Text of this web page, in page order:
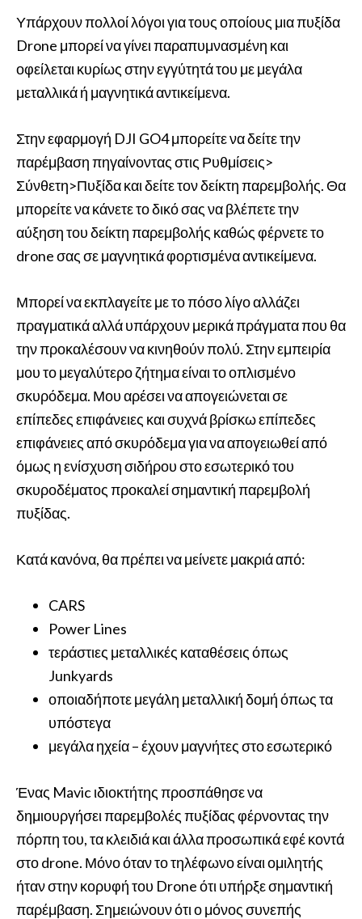
Υπάρχουν πολλοί λόγοι για τους οποίους μια πυξίδα
Drone μπορεί να γίνει παραπυμνασμένη και
οφείλεται κυρίως στην εγγύτητά του με μεγάλα
μεταλλικά ή μαγνητικά αντικείμενα.
Στην εφαρμογή DJI GO4 μπορείτε να δείτε την
παρέμβαση πηγαίνοντας στις Ρυθμίσεις>
Σύνθετη>Πυξίδα και δείτε τον δείκτη παρεμβολής. Θα
μπορείτε να κάνετε το δικό σας να βλέπετε την
αύξηση του δείκτη παρεμβολής καθώς φέρνετε το
drone σας σε μαγνητικά φορτισμένα αντικείμενα.
Μπορεί να εκπλαγείτε με το πόσο λίγο αλλάζει
πραγματικά αλλά υπάρχουν μερικά πράγματα που θα
την προκαλέσουν να κινηθούν πολύ. Στην εμπειρία
μου το μεγαλύτερο ζήτημα είναι το οπλισμένο
σκυρόδεμα. Μου αρέσει να απογειώνεται σε
επίπεδες επιφάνειες και συχνά βρίσκω επίπεδες
επιφάνειες από σκυρόδεμα για να απογειωθεί από
όμως η ενίσχυση σιδήρου στο εσωτερικό του
σκυροδέματος προκαλεί σημαντική παρεμβολή
πυξίδας.
Κατά κανόνα, θα πρέπει να μείνετε μακριά από:
CARS
Power Lines
τεράστιες μεταλλικές καταθέσεις όπως
Junkyards
οποιαδήποτε μεγάλη μεταλλική δομή όπως τα
υπόστεγα
μεγάλα ηχεία – έχουν μαγνήτες στο εσωτερικό
Ένας Mavic ιδιοκτήτης προσπάθησε να
δημιουργήσει παρεμβολές πυξίδας φέρνοντας την
πόρπη του, τα κλειδιά και άλλα προσωπικά εφέ κοντά
στο drone. Μόνο όταν το τηλέφωνο είναι ομιλητής
ήταν στην κορυφή του Drone ότι υπήρξε σημαντική
παρέμβαση. Σημειώνουν ότι ο μόνος συνεπής